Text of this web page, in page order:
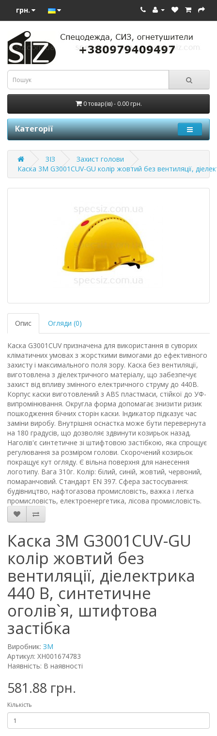
грн.
0 товар(ів) - 0.00 грн.
Категорії
ЗІЗ
Захист голови
Каска 3М G3001CUV-GU колір жовтий без вентиляції,
Опис Огляди (0)
Каска G3001CUV призначена для використання в суворих
кліматичних умовах з жорсткими вимогами до ефективного
захисту і максимального поля зору. Каска без вентиляції,
виготовлена ​​з діелектричного матеріалу, що забезпечує
захист від впливу змінного електричного струму до 440В.
Корпус каски виготовлений з ABS пластмаси, стійкої до УФ-
випромінювання. Округла форма допомагає знизити ризик
пошкодження бічних сторін каски. Індикатор підказує час
заміни виробу. Внутрішня оснастка може бути перевернута
на 180 градусів, що дозволяє здвинути козирьок назад.
Наголів'є синтетичне зі штифтовою застібкою, яка спрощує
регулювання за розміром голови. Скорочений козирьок
покращує кут огляду. Є вільна поверхня для нанесення
логотипу. Вага 310г. Колір: білий, синій, жовтий, червоний,
помаранчовий. Стандарт EN 397. Сфера застосування:
будівництво, нафтогазова промисловість, важка і легка
промисловість, електроенергетика, лісова промисловість.
Каска 3М G3001CUV-GU
колір жовтий без
вентиляції, діелектрика
440 В, синтетичне
оголів`я, штифтова
застібка
Виробник: ЗМ
Артикул: XH001674783
Наявність: В наявності
581.88 грн.
Кількість